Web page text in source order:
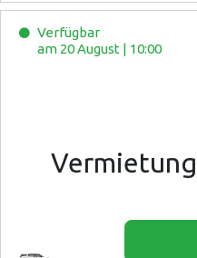
Verfügbar
am 20 August | 10:00
Vermietung